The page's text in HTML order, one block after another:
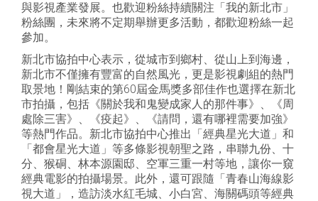
與影視產業發展。也歡迎粉絲持續關注「我的新北市」
粉絲團，未來將不定期舉辦更多活動，都歡迎粉絲一起
參加。
新北市協拍中心表示，從城市到鄉村、從山上到海邊，
新北市不僅擁有豐富的自然風光，更是影視劇組的熱門
取景地！剛結束的第60屆金馬獎多部佳作也選擇在新北
市拍攝，包括《關於我和鬼變成家人的那件事》、《周
處除三害》、《疫起》、《請問，還有哪裡需要加強》
等熱門作品。新北市協拍中心推出「經典星光大道」和
「都會星光大道」等多條影視朝聖之路，串聯九份、十
分、猴硐、林本源園邸、空軍三重一村等地，讓你一窺
經典電影的拍攝場景。此外，還可跟隨「青春山海線影
視大道」，造訪淡水紅毛城、小白宮、海關碼頭等經典